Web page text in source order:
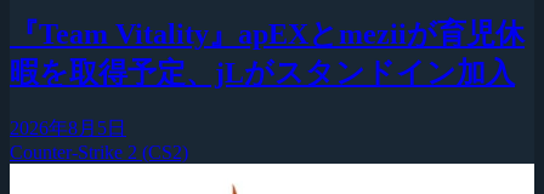
『Team Vitality』apEXとmeziiが育児休
暇を取得予定、jLがスタンドイン加入
2026年8月5日
Counter-Strike 2 (CS2)